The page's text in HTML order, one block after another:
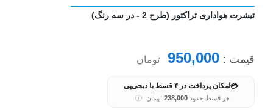
تیشرت هواداری تراکتور (طرح 2 - در سه رنگ)
قیمت : 950,000 تومان
💳 امکان پرداخت در ۴ قسط با دیجی‌پی
هر قسط حدود238,000 تومان ⓘ